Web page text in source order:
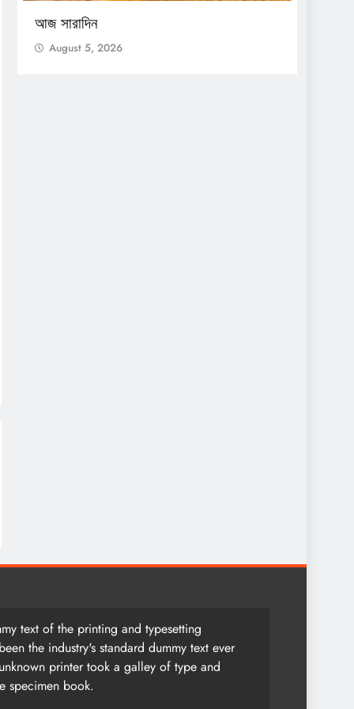
আজ সারাদিন
August 5, 2026
text of the printing and typesetting
the industry's standard dummy text ever
printer took a galley of type and
specimen book.